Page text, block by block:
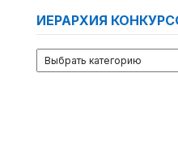
ИЕРАРХИЯ